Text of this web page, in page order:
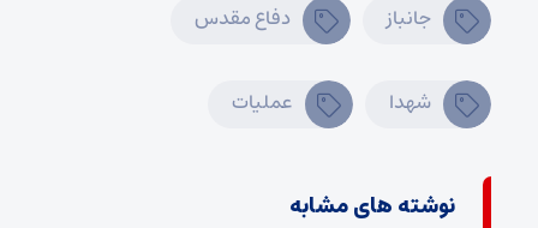
جانباز دفاع مقدس
شهدا عملیات
نوشته های مشابه